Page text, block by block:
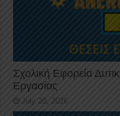
Σχολική Εφορεία
Εργασίας
July 20, 2026